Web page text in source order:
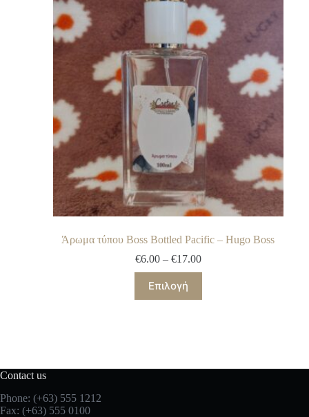
Άρωμα τύπου Boss Bottled Pacific – Hugo Boss
€6.00 – €17.00
Επιλογή
Contact us
Phone: (+63) 555 1212
Fax: (+63) 555 0100